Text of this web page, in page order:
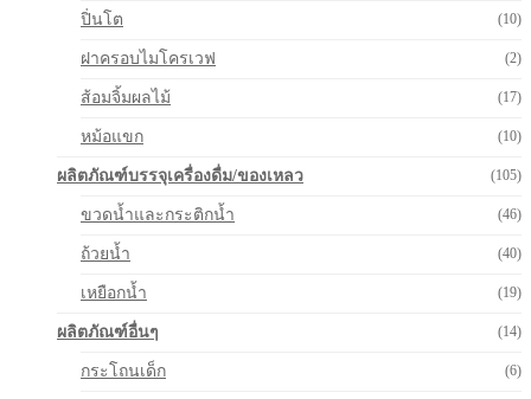
ปิ่นโต (10)
ฝาครอบไมโครเวฟ (2)
ส้อมจิ้มผลไม้ (17)
หม้อแขก (10)
ผลิตภัณฑ์บรรจุเครื่องดื่ม/ของเหลว (105)
ขวดน้ำและกระติกน้ำ (46)
ถ้วยน้ำ (40)
เหยือกน้ำ (19)
ผลิตภัณฑ์อื่นๆ (14)
กระโถนเด็ก (6)